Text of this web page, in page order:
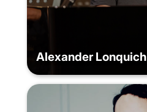
Alexander Lonquich